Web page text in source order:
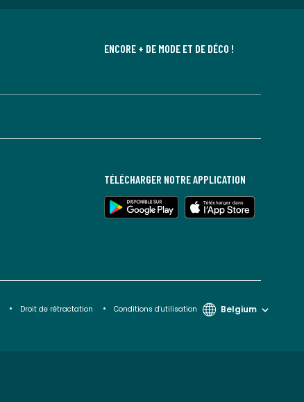
ENCORE + DE MODE ET DE DÉCO !
TÉLÉCHARGER NOTRE APPLICATION
Droit de rétractation
Conditions d'utilisation
Belgium